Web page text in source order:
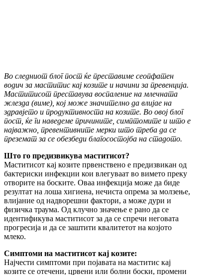
Во следниот блог пост ќе преставиме сеопфатен
водич за маститис кај козите и начини за превенција.
Маститисот преставува воспаление на млечната
жлезда (виме), кој може значително да влијае на
здравјето и продуктивноста на козите. Во овој блог
пост, ќе ги наведеме причините, симптомите и што е
најважно, превентивните мерки што треба да се
преземат за се обезбеди благосостојба на стадото.
Што го предизвикува маститисот?
Маститисот кај козите првенствено е предизвикан од
бактериски инфекции кои влегуваат во вимето преку
отворите на боските. Оваа инфекција може да биде
резултат на лоша хигиена, нечиста опрема за молзење,
влијание од надворешни фактори, а може дури и
физичка траума. Од клучно значење е рано да се
идентификува маститисот за да се спречи неговата
прогресија и да се заштити квалитетот на козјото
млеко.
Симптоми на маститисот кај козите:
Најчести симптоми при појавата на маститис кај
козите се отечени, црвени или болни боски, промени